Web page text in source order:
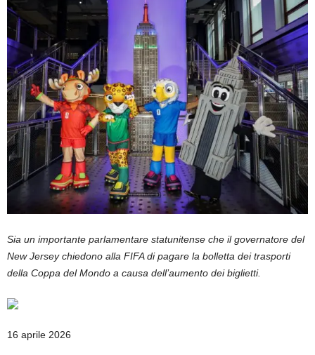
Sia un importante parlamentare statunitense che il governatore del
New Jersey chiedono alla FIFA di pagare la bolletta dei trasporti
della Coppa del Mondo a causa dell’aumento dei biglietti.
Pubblicato
16 aprile 2026